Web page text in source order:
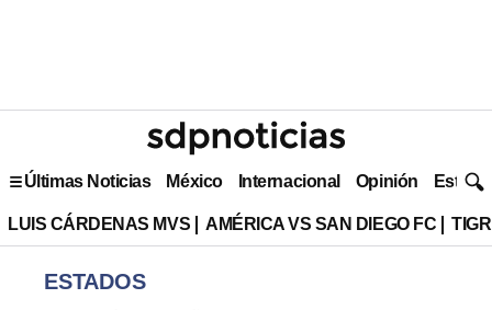
Últimas Noticias México Internacional Opinión Estilo
LUIS CÁRDENAS MVS AMÉRICA VS SAN DIEGO FC
ESTADOS